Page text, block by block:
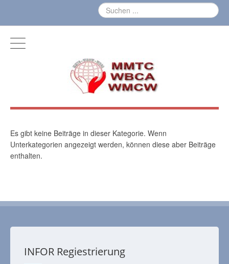
Es gibt keine Beiträge in dieser Kategorie. Wenn
Unterkategorien angezeigt werden, können diese aber Beiträge
enthalten.
INFOR Regiestrierung